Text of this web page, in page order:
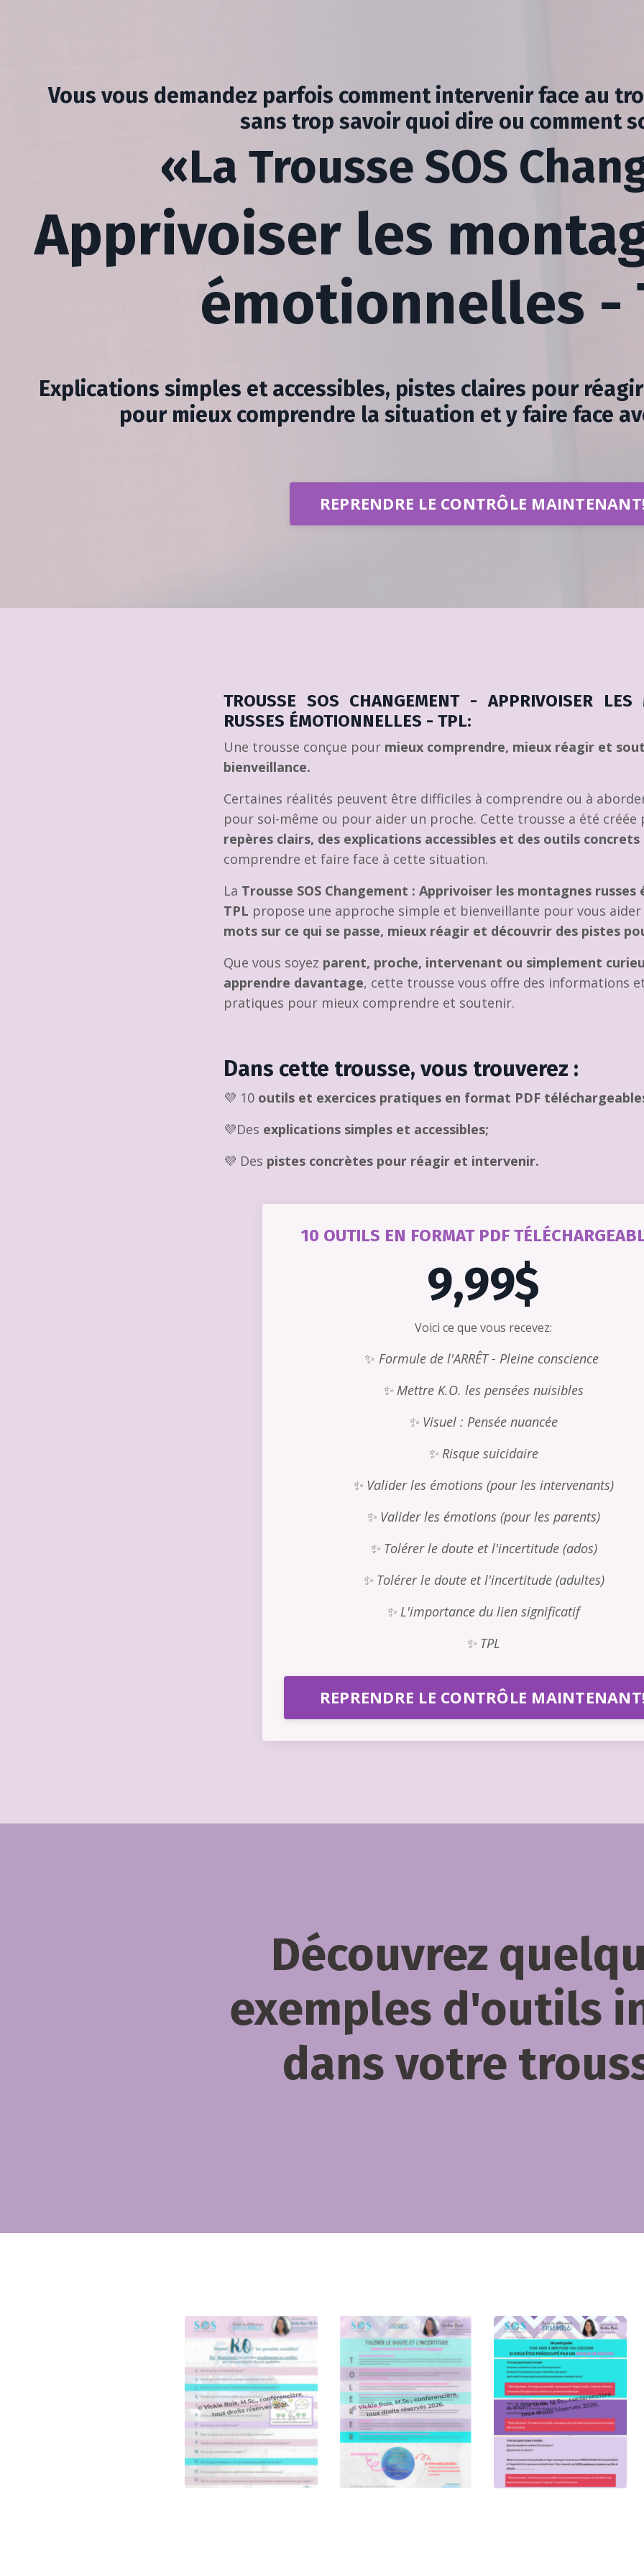
Vous vous demandez parfois comment intervenir face au
sans trop savoir quoi dire ou comment
«La Trousse SOS
Apprivoiser les
émotionnelles -
Explications simples et accessibles, pistes claires pour
pour mieux comprendre la situation et y faire face
REPRENDRE LE CONTRÔLE
TROUSSE SOS CHANGEMENT - APPRIVOISER LES
RUSSES ÉMOTIONNELLES - TPL:
Une trousse conçue pour mieux comprendre, mieux réagir et
bienveillance.
Certaines réalités peuvent être difficiles à comprendre ou à
pour soi-même ou pour aider un proche. Cette trousse a été
repères clairs, des explications accessibles et des outils concrets
comprendre et faire face à cette situation.
La Trousse SOS Changement : Apprivoiser les montagnes
TPL propose une approche simple et bienveillante pour vous aider
mots sur ce qui se passe, mieux réagir et découvrir des pistes
Que vous soyez parent, proche, intervenant ou simplement
apprendre davantage, cette trousse vous offre des informations
pratiques pour mieux comprendre et soutenir.
Dans cette trousse, vous trouverez :
💜 10 outils et exercices pratiques en format PDF
💜Des explications simples et accessibles;
💜 Des pistes concrètes pour réagir et intervenir.
10 OUTILS EN FORMAT PDF
9,99$
Voici ce que vous recevez:
✨ Formule de l'ARRÊT - Pleine conscience
✨ Mettre K.O. les pensées nuisibles
✨ Visuel : Pensée nuancée
✨ Risque suicidaire
✨ Valider les émotions (pour les intervenants)
✨ Valider les émotions (pour les parents)
✨ Tolérer le doute et l'incertitude (ados)
✨ Tolérer le doute et l'incertitude (adultes)
✨ L'importance du lien significatif
✨ TPL
REPRENDRE LE CONTRÔLE
Découvrez
exemples d'outils
dans votre